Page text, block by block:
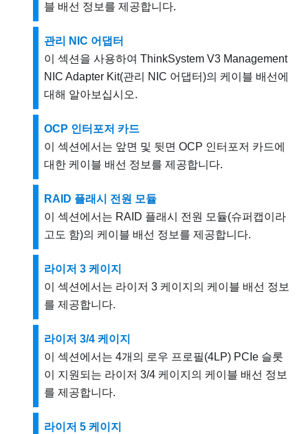
블 배선 정보를 제공합니다.
관리 NIC 어댑터
이 섹션을 사용하여 ThinkSystem V3 Management
NIC Adapter Kit(관리 NIC 어댑터)의 케이블 배선에
대해 알아보십시오.
OCP 인터포저 카드
이 섹션에서는 앞면 및 뒷면 OCP 인터포저 카드에
대한 케이블 배선 정보를 제공합니다.
RAID 플래시 전원 모듈
이 섹션에서는 RAID 플래시 전원 모듈(슈퍼캡이라
고도 함)의 케이블 배선 정보를 제공합니다.
라이저 3 케이지
이 섹션에서는 라이저 3 케이지의 케이블 배선 정보
를 제공합니다.
라이저 3/4 케이지
이 섹션에서는 4개의 로우 프로필(4LP) PCIe 슬롯
이 지원되는 라이저 3/4 케이지의 케이블 배선 정보
를 제공합니다.
라이저 5 케이지